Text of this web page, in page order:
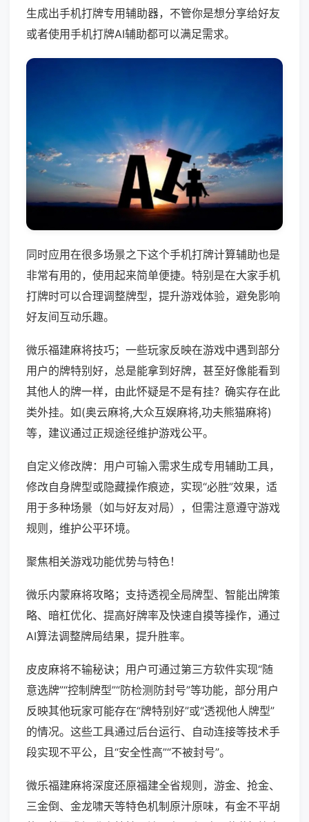
生成出手机打牌专用辅助器，不管你是想分享给好友
或者使用手机打牌AI辅助都可以满足需求。
同时应用在很多场景之下这个手机打牌计算辅助也是
非常有用的，使用起来简单便捷。特别是在大家手机
打牌时可以合理调整牌型，提升游戏体验，避免影响
好友间互动乐趣。
微乐福建麻将技巧；一些玩家反映在游戏中遇到部分
用户的牌特别好，总是能拿到好牌，甚至好像能看到
其他人的牌一样，由此怀疑是不是有挂？确实存在此
类外挂。如(奥云麻将,大众互娱麻将,功夫熊猫麻将)
等，建议通过正规途径维护游戏公平。
自定义修改牌：用户可输入需求生成专用辅助工具，
修改自身牌型或隐藏操作痕迹，实现“必胜”效果，适
用于多种场景（如与好友对局），但需注意遵守游戏
规则，维护公平环境。
聚焦相关游戏功能优势与特色！
微乐内蒙麻将攻略；支持透视全局牌型、智能出牌策
略、暗杠优化、提高好牌率及快速自摸等操作，通过
AI算法调整牌局结果，提升胜率。
皮皮麻将不输秘诀；用户可通过第三方软件实现“随
意选牌”“控制牌型”“防检测防封号”等功能，部分用户
反映其他玩家可能存在“牌特别好”或“透视他人牌型”
的情况。这些工具通过后台运行、自动连接等技术手
段实现不平公，且“安全性高”“不被封号”。
微乐福建麻将深度还原福建全省规则，游金、抢金、
三金倒、金龙啸天等特色机制原汁原味，有金不平胡